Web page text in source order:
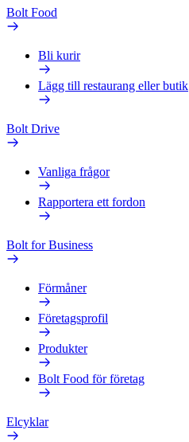
Bolt Food
Bli kurir
Lägg till restaurang eller butik
Bolt Drive
Vanliga frågor
Rapportera ett fordon
Bolt for Business
Förmåner
Företagsprofil
Produkter
Bolt Food för företag
Elcyklar